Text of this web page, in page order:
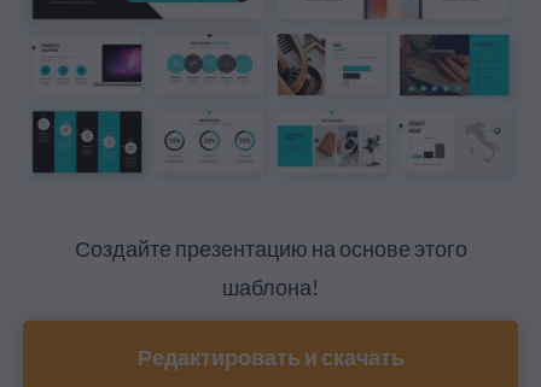
Создайте презентацию на основе этого
шаблона!
Редактировать и скачать